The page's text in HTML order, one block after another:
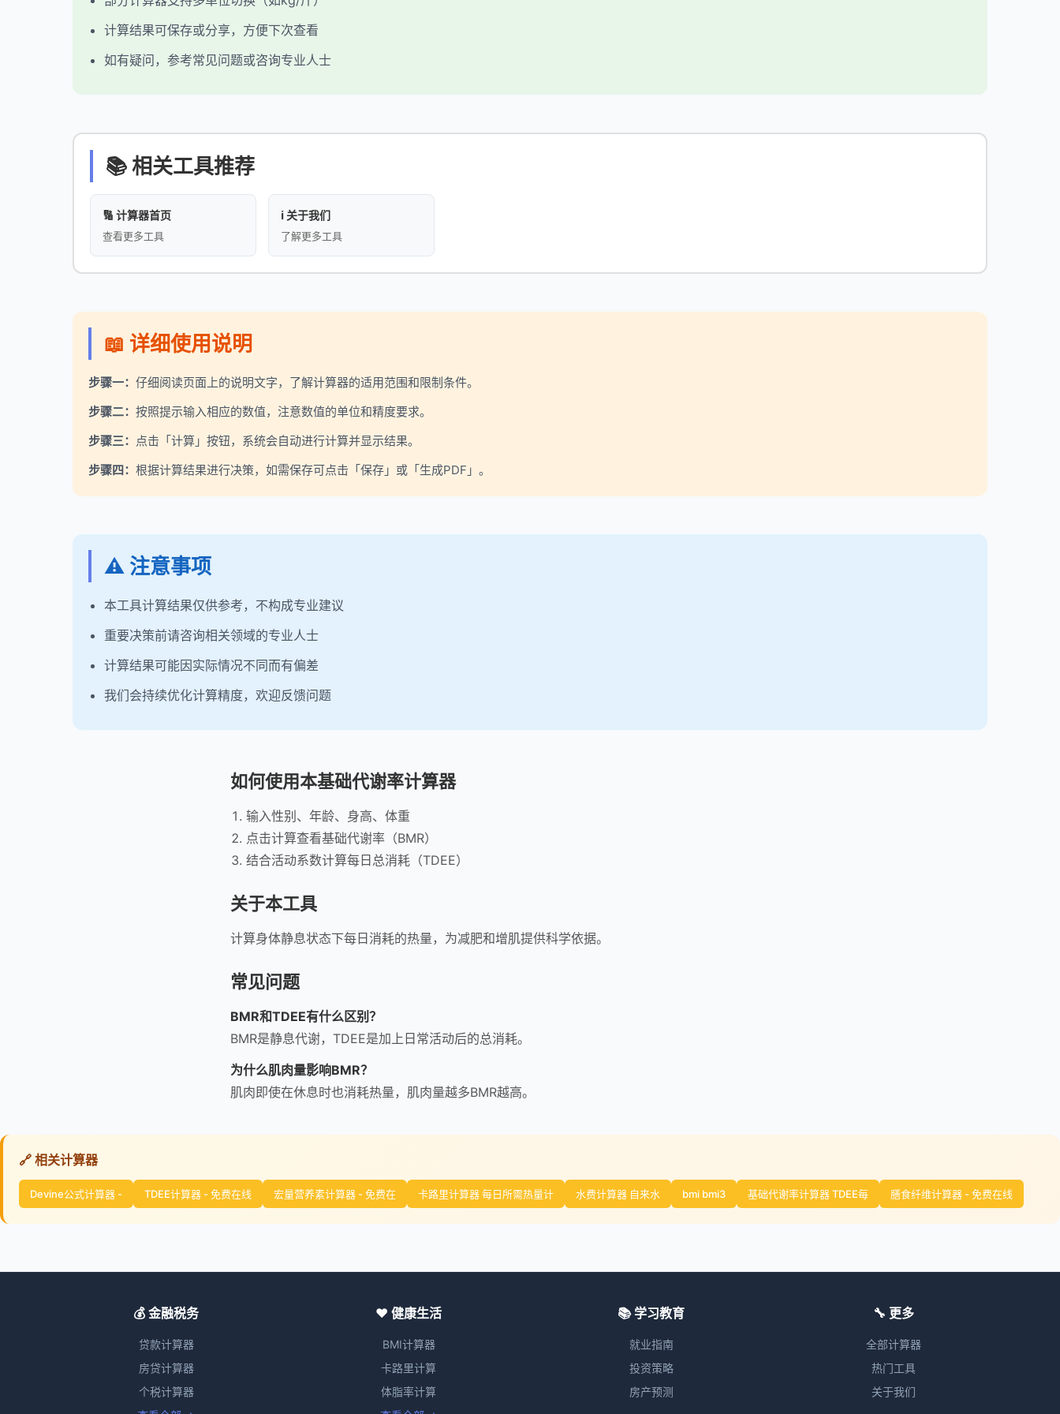
计算结果可保存或分享，方便下次查看
如有疑问，参考常见问题或咨询专业人士
📚 相关工具推荐
🔢 计算器首页
查看更多工具
ℹ️ 关于我们
了解更多工具
📖 详细使用说明
步骤一： 仔细阅读页面上的说明文字，了解计算器的适用范围和限制条件。
步骤二： 按照提示输入相应的数值，注意数值的单位和精度要求。
步骤三： 点击「计算」按钮，系统会自动进行计算并显示结果。
步骤四： 根据计算结果进行决策，如需保存可点击「保存」或「生成PDF」。
⚠️ 注意事项
本工具计算结果仅供参考，不构成专业建议
重要决策前请咨询相关领域的专业人士
计算结果可能因实际情况不同而有偏差
我们会持续优化计算精度，欢迎反馈问题
如何使用本基础代谢率计算器
输入性别、年龄、身高、体重
点击计算查看基础代谢率（BMR）
结合活动系数计算每日总消耗（TDEE）
关于本工具
计算身体静息状态下每日消耗的热量，为减肥和增肌提供科学依据。
常见问题
BMR和TDEE有什么区别？
BMR是静息代谢，TDEE是加上日常活动后的总消耗。
为什么肌肉量影响BMR？
肌肉即使在休息时也消耗热量，肌肉量越多BMR越高。
🔗 相关计算器
Devine公式计算器 - TDEE计算器 - 免费在线 宏量营养素计算器 - 免费在 卡路里计算器 每日所需热量计 水费计算器 自来水 bmi bmi3 基础代谢率计算器 TDEE每 膳食纤维计算器 - 免费在线
💰 金融税务
贷款计算器
房贷计算器
个税计算器
❤️ 健康生活
BMI计算器
卡路里计算
体脂率计算
📚 学习教育
就业指南
投资策略
房产预测
🔧 更多
全部计算器
热门工具
关于我们